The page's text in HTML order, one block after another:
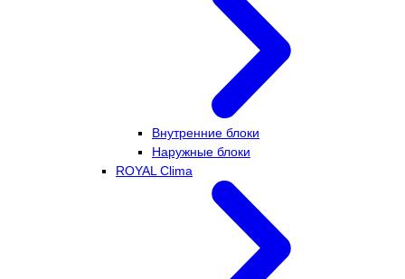
Внутренние блоки
Наружные блоки
ROYAL Clima